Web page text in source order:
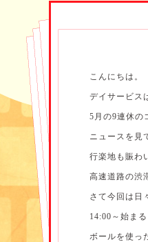
こんにちは。
デイサービス
5月の9連休の
ニュースを見
行楽地も賑わ
高速道路の渋
さて今回は日
14:00～始ま
ボールを使っ